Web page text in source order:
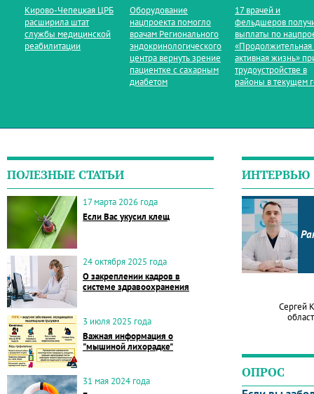
Кирово‑Чепецкая ЦРБ
расширила штат
службы медицинской
реабилитации
Оборудование
нацпроекта помогло
врачам Регионального
эндокринологического
центра вернуть зрение
пациентке с сахарным
диабетом
17 врачей и
фельдшеров
выплаты по
«Продолжительная
активная жизнь»
трудоустройстве в
районы в текущем
ПОЛЕЗНЫЕ СТАТЬИ
17 марта 2026 года
Если Вас укусил клещ
24 октября 2025 года
О закреплении кадров в
системе здравоохранения
3 июля 2025 года
Важная информация о
"мышиной лихорадке"
31 мая 2024 года
ИНТЕРВЬЮ
Сергей
ОПРОС